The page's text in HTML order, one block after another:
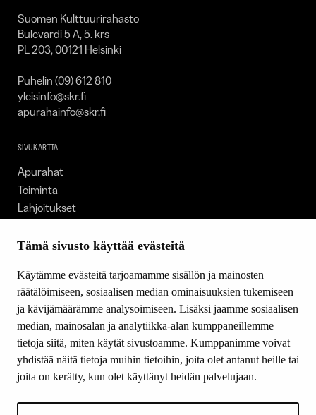
Tämä sivusto käyttää evästeitä
Käytämme evästeitä tarjoamamme sisällön ja mainosten
räätälöimiseen, sosiaalisen median ominaisuuksien tukemiseen
ja kävijämäärämme analysoimiseen. Lisäksi jaamme sosiaalisen
median, mainosalan ja analytiikka-alan kumppaneillemme
tietoja siitä, miten käytät sivustoamme. Kumppanimme voivat
yhdistää näitä tietoja muihin tietoihin, joita olet antanut heille tai
joita on kerätty, kun olet käyttänyt heidän palvelujaan.
Suomen Kulttuurirahasto
Bulevardi 5 A, 5. krs
PL 203, 00121 Helsinki
Puhelin (09) 612 810
yleisinfo@skr.fi
apurahainfo@skr.fi
SIVUKARTTA
Apurahat
Toiminta
Lahjoitukset
Ajankohtaista
Yhteystiedot
SEURAA MEITÄ
Facebook
Instagram
LinkedIn